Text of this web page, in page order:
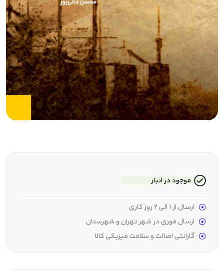
موجود در انبار
ارسال از 1 الی 2 روز کاری
ارسال فوری در شهر تهران و شهرستان
گارانتی اصالت و سلامت فیزیکی کالا